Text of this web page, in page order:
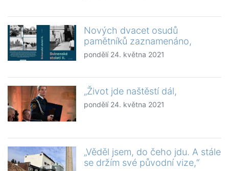
Nových dvacet osudů
pamětníků zaznamenáno,
pondělí 24. května 2021
„Život jde naštěstí dál,
pondělí 24. května 2021
„Věděl jsem, do čeho jdu. A stále
se držím své původní vize,“